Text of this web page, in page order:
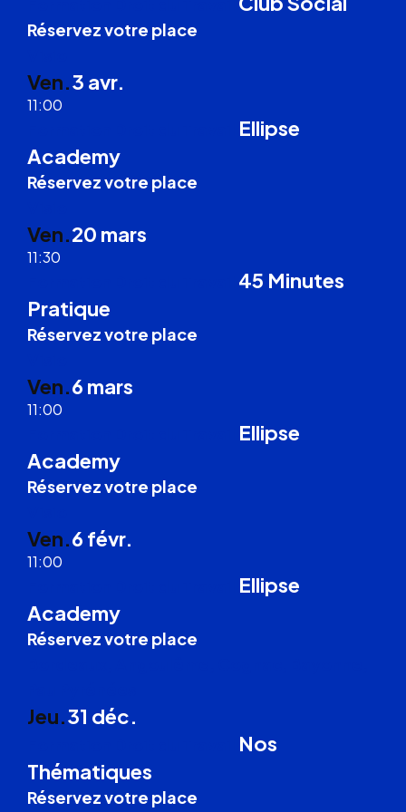
Réservez votre place
Ven.3 avr.
11:00
Ellipse
Academy
Réservez votre place
Ven.20 mars
11:30
45 Minutes
Pratique
Réservez votre place
Ven.6 mars
11:00
Ellipse
Academy
Réservez votre place
Ven.6 févr.
11:00
Ellipse
Academy
Réservez votre place
Jeu.31 déc.
Nos
Thématiques
Réservez votre place